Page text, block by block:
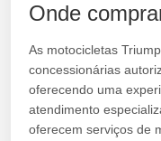
Onde
As motocicletas
concessionárias
oferecendo uma
atendimento
oferecem serviços de